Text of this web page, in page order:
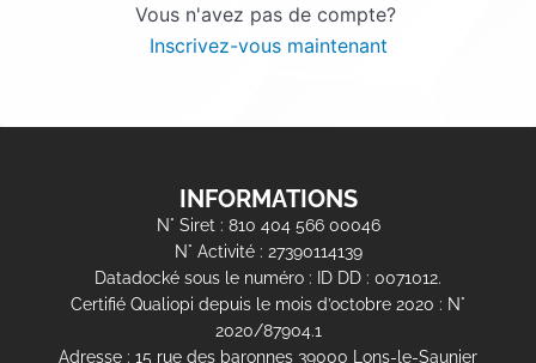
Vous n'avez pas de compte?
Inscrivez-vous maintenant
INFORMATIONS
N° Siret : 810 404 566 00046
N° Activité : 27390114139
Datadocké sous le numéro : ID DD : 0071012.
Certifié Qualiopi depuis le mois d’octobre 2020 : N°
2020/87904.1
Adresse : 15 rue des baronnes 39000 Lons-le-Saunier